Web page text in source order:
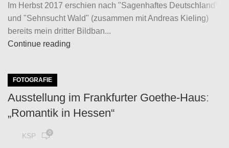
Im Herbst 2017 erschien nach "Sagenhaftes Deutschland"
und "Sehnsucht Wald" (zusammen mit Andreas Kieling)
bereits mein dritter Bildban...
Continue reading
FOTOGRAFIE
Ausstellung im Frankfurter Goethe-Haus:
„Romantik in Hessen“
KSP 0